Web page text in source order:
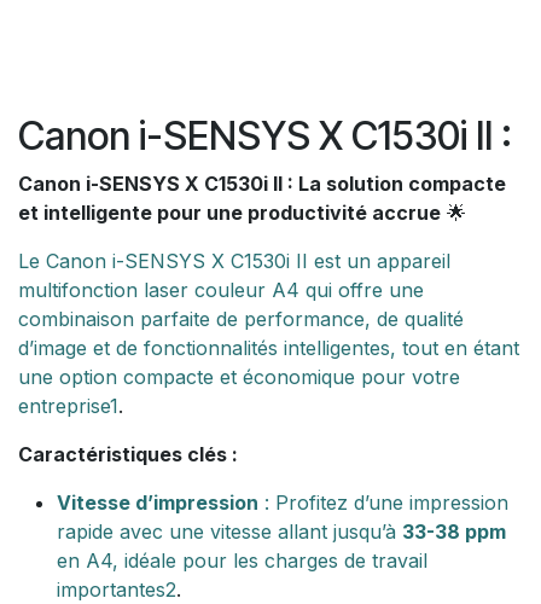
Canon i-SENSYS X C1530i II :
Canon i-SENSYS X C1530i II : La solution compacte
et intelligente pour une productivité accrue 🌟
Le Canon i-SENSYS X C1530i II est un appareil
multifonction laser couleur A4 qui offre une
combinaison parfaite de performance, de qualité
d’image et de fonctionnalités intelligentes, tout en étant
une option compacte et économique pour votre
entreprise1.
Caractéristiques clés :
Vitesse d’impression : Profitez d’une impression
rapide avec une vitesse allant jusqu’à 33-38 ppm
en A4, idéale pour les charges de travail
importantes2.